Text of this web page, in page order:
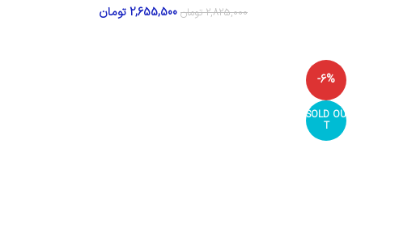
2,825,000 تومان 2,655,500تومان
-6%
SOLD OU
T